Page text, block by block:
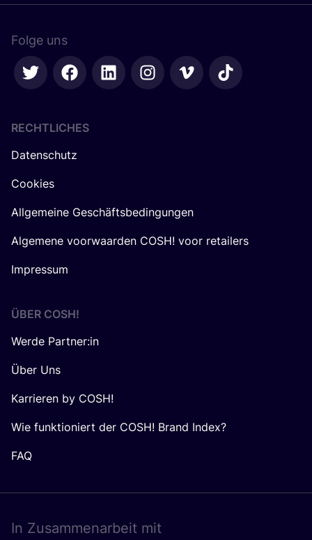
Folge uns
RECHTLICHES
Datenschutz
Cookies
Allgemeine Geschäftsbedingungen
Algemene voorwaarden COSH! voor retailers
Impressum
ÜBER COSH!
Werde Partner:in
Über Uns
Karrieren by COSH!
Wie funktioniert der COSH! Brand Index?
FAQ
In Zusam­men­ar­beit mit